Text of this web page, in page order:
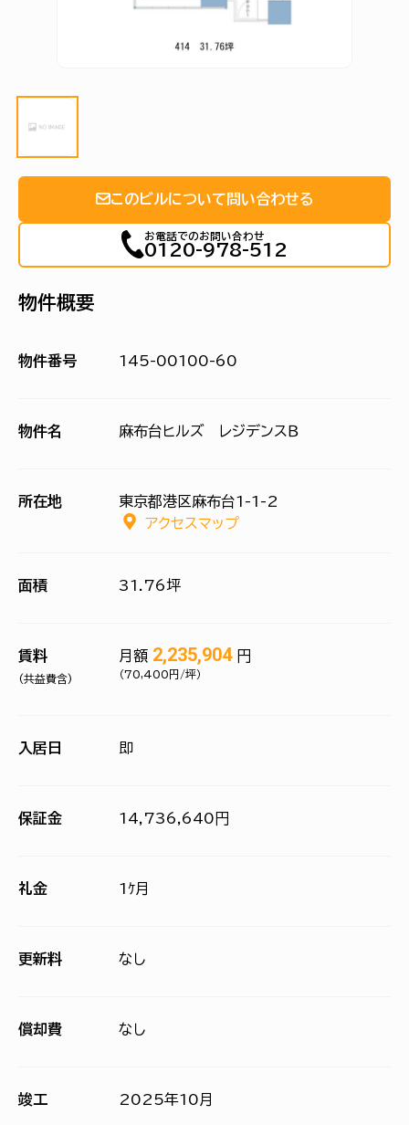
このビルについて問い合わせる
お電話でのお問い合わせ
0120-978-512
物件概要
物件番号 145-00100-60
物件名 麻布台ヒルズ レジデンスＢ
所在地
東京都港区麻布台1-1-2
アクセスマップ
面積 31.76坪
賃料
(共益費含)
月額 2,235,904 円
（70,400円/坪）
入居日 即
保証金 14,736,640円
礼金 1ｹ月
更新料 なし
償却費 なし
竣工 2025年10月